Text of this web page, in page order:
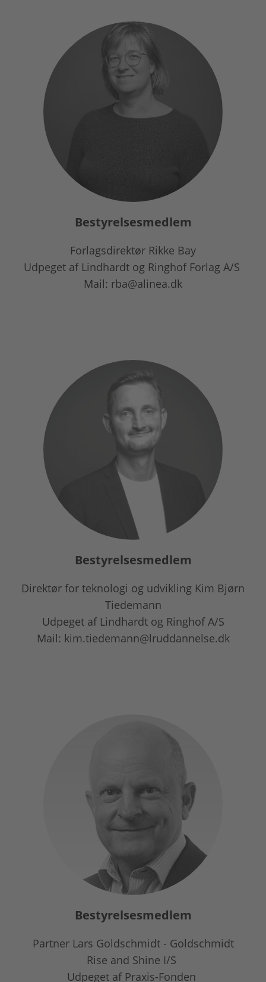
Bestyrelsesmedlem
Forlagsdirektør Rikke Bay
Udpeget af Lindhardt og Ringhof Forlag A/S
Mail: rba@alinea.dk
Bestyrelsesmedlem
Direktør for teknologi og udvikling Kim Bjørn
Tiedemann
Udpeget af Lindhardt og Ringhof A/S
Mail: kim.tiedemann@lruddannelse.dk
Bestyrelsesmedlem
Partner Lars Goldschmidt - Goldschmidt
Rise and Shine I/S
Udpeget af Praxis-Fonden